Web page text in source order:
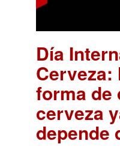
Día
Cerveza:
forma de
cerveza
depende